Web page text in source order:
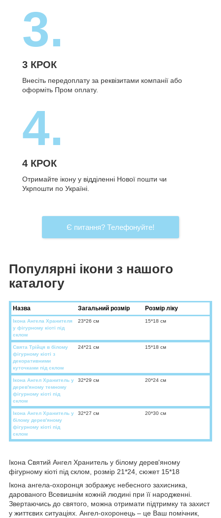
3.
3 КРОК
Внесіть передоплату за реквізитами компанії або
оформіть Пром оплату.
4.
4 КРОК
Отримайте ікону у відділенні Нової пошти чи
Укрпошти по Україні.
Є питання? Телефонуйте!
Популярні ікони з нашого
каталогу
Назва Загальний розмір Розмір ліку
Ікона Ангела Хранителя
у фігурному кіоті під
склом
23*26 см 15*18 см
Свята Трійця в білому
фігурному кіоті з
декоративними
куточками під склом
24*21 см 15*18 см
Ікона Ангел Хранитель у
дерев'яному темному
фігурному кіоті під
склом
32*29 см 20*24 см
Ікона Ангел Хранитель у
білому дерев'яному
фігурному кіоті під
склом
32*27 см 20*30 см
Ікона Святий Ангел Хранитель у білому дерев'яному
фігурному кіоті під склом, розмір 21*24, сюжет 15*18
Ікона ангела-охоронця зображує небесного захисника,
дарованого Всевишнім кожній людині при її народженні.
Звертаючись до святого, можна отримати підтримку та захист
у життєвих ситуаціях. Ангел-охоронець – це Ваш помічник,